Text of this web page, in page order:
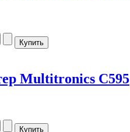
Multitronics C595